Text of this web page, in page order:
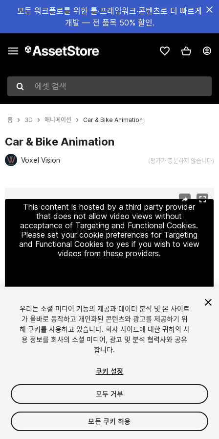
모든 워크플로를 위한 툴·프레임워크·콘텐츠로 더 빠르게
개발 — 전 품목 50% 할인.
에셋 검색
홈 3D 애니메이션 Car & Bike Animation
Car & Bike Animation
Voxel Vision (평가가 충분하지 않습니다)
This content is hosted by a third party provider
that does not allow video views without
acceptance of Targeting and Functional Cookies.
Please set your cookie preferences for Targeting
and Functional Cookies to yes if you wish to view
videos from these providers.
/30
$60
세금/부가세는 결제 시 반영됩니다.
우리는 소셜 미디어 기능의 제공과 데이터 분석 및 본 사이트
가 올바로 동작하고 개인화된 콘텐츠와 광고를 제공하기 위
해 쿠키를 사용하고 있습니다. 회사 사이트에 대한 귀하의 사
용 정보를 회사의 소셜 미디어, 광고 및 분석 협력사와 공유
합니다.
쿠키 설정
모두 거부
모든 쿠키 허용